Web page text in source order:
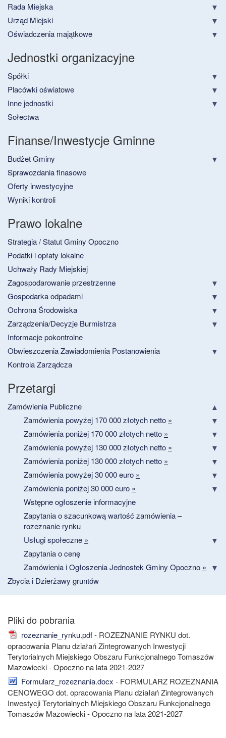
Rada Miejska
Urząd Miejski
Oświadczenia majątkowe
Jednostki organizacyjne
Spółki
Placówki oświatowe
Inne jednostki
Sołectwa
Finanse/Inwestycje Gminne
Budżet Gminy
Sprawozdania finasowe
Oferty inwestycyjne
Wyniki kontroli
Prawo lokalne
Strategia / Statut Gminy Opoczno
Podatki i opłaty lokalne
Uchwały Rady Miejskiej
Zagospodarowanie przestrzenne
Gospodarka odpadami
Ochrona Środowiska
Zarządzenia/Decyzje Burmistrza
Informacje pokontrolne
Obwieszczenia Zawiadomienia Postanowienia
Kontrola Zarządcza
Przetargi
Zamówienia Publiczne
Zamówienia powyżej 170 000 złotych netto »
Zamówienia poniżej 170 000 złotych netto »
Zamówienia powyżej 130 000 złotych netto »
Zamówienia poniżej 130 000 złotych netto »
Zamówienia powyżej 30 000 euro »
Zamówienia poniżej 30 000 euro »
Wstępne ogłoszenie informacyjne
Zapytania o szacunkową wartość zamówienia –
rozeznanie rynku
Usługi społeczne »
Zapytania o cenę
Zamówienia i Ogłoszenia Jednostek Gminy Opoczno »
Zbycia i Dzierżawy gruntów
rozeznanie_rynku.pdf- ROZEZNANIE RYNKU dot.
opracowania Planu działań Zintegrowanych Inwestycji
Terytorialnych Miejskiego Obszaru Funkcjonalnego Tomaszów
Mazowiecki - Opoczno na lata 2021-2027
Formularz_rozeznania.docx - FORMULARZ ROZEZNANIA
CENOWEGO dot. opracowania Planu działań Zintegrowanych
Inwestycji Terytorialnych Miejskiego Obszaru Funkcjonalnego
Tomaszów Mazowiecki - Opoczno na lata 2021-2027